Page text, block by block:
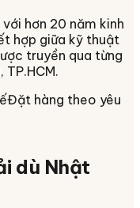
với hơn 20 năm kinh
hợp giữa kỹ thuật
truyền qua từng
TP.HCM.
Đặt hàng theo yêu
dù Nhật